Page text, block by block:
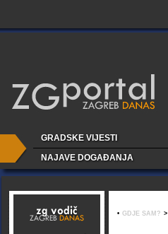
GRADSKE VIJESTI
NAJAVE DOGAĐANJA
• GDJE SAM? >